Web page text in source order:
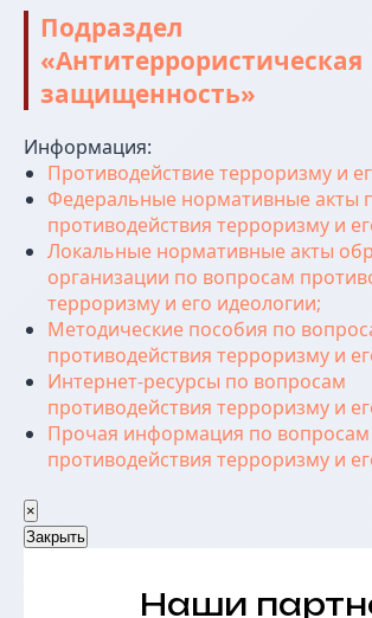
Подраздел
«Антитеррористическая
защищенность»
Информация:
Противодействие терроризму и
Федеральные нормативные акты
противодействия терроризму и
Локальные нормативные акты
организации по вопросам
терроризму и его идеологии;
Методические пособия по
противодействия терроризму и
Интернет-ресурсы по вопросам
противодействия терроризму и
Прочая информация по вопросам
противодействия терроризму и
×
Закрыть